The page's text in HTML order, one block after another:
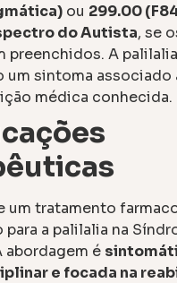
ou 299.00
do Autista, se
preenchidos. A
um sintoma associado
médica conhecida.
um tratamento
a palilalia na
abordagem é
e focada na